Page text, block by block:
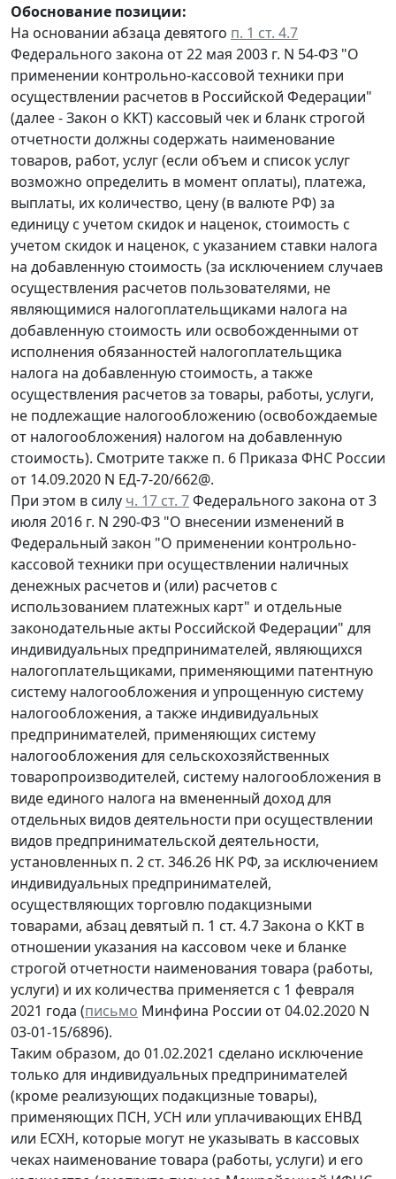
Обоснование позиции:
На основании абзаца девятого п. 1 ст. 4.7
Федерального закона от 22 мая 2003 г. N 54-ФЗ "О
применении контрольно-кассовой техники при
осуществлении расчетов в Российской Федерации"
(далее - Закон о ККТ) кассовый чек и бланк строгой
отчетности должны содержать наименование
товаров, работ, услуг (если объем и список услуг
возможно определить в момент оплаты), платежа,
выплаты, их количество, цену (в валюте РФ) за
единицу с учетом скидок и наценок, стоимость с
учетом скидок и наценок, с указанием ставки налога
на добавленную стоимость (за исключением случаев
осуществления расчетов пользователями, не
являющимися налогоплательщиками налога на
добавленную стоимость или освобожденными от
исполнения обязанностей налогоплательщика
налога на добавленную стоимость, а также
осуществления расчетов за товары, работы, услуги,
не подлежащие налогообложению (освобождаемые
от налогообложения) налогом на добавленную
стоимость). Смотрите также п. 6 Приказа ФНС России
от 14.09.2020 N ЕД-7-20/662@.
При этом в силу ч. 17 ст. 7Федерального закона от 3
июля 2016 г. N 290-ФЗ "О внесении изменений в
Федеральный закон "О применении контрольно-
кассовой техники при осуществлении наличных
денежных расчетов и (или) расчетов с
использованием платежных карт" и отдельные
законодательные акты Российской Федерации" для
индивидуальных предпринимателей, являющихся
налогоплательщиками, применяющими патентную
систему налогообложения и упрощенную систему
налогообложения, а также индивидуальных
предпринимателей, применяющих систему
налогообложения для сельскохозяйственных
товаропроизводителей, систему налогообложения в
виде единого налога на вмененный доход для
отдельных видов деятельности при осуществлении
видов предпринимательской деятельности,
установленных п. 2 ст. 346.26 НК РФ, за исключением
индивидуальных предпринимателей,
осуществляющих торговлю подакцизными
товарами, абзац девятый п. 1 ст. 4.7 Закона о ККТ в
отношении указания на кассовом чеке и бланке
строгой отчетности наименования товара (работы,
услуги) и их количества применяется с 1 февраля
2021 года (письмо Минфина России от 04.02.2020 N
03-01-15/6896).
Таким образом, до 01.02.2021 сделано исключение
только для индивидуальных предпринимателей
(кроме реализующих подакцизные товары),
применяющих ПСН, УСН или уплачивающих ЕНВД
или ЕСХН, которые могут не указывать в кассовых
чеках наименование товара (работы, услуги) и его